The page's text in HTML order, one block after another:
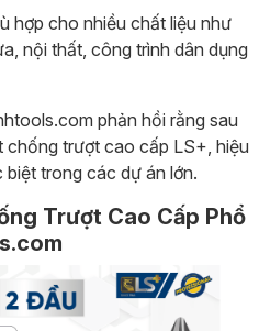
hợp cho nhiều chất liệu như
nội thất, công trình dân dụng
phản hồi rằng sau
chống trượt cao cấp LS+, hiệu
trong các dự án lớn.
Trượt Cao Cấp Phổ